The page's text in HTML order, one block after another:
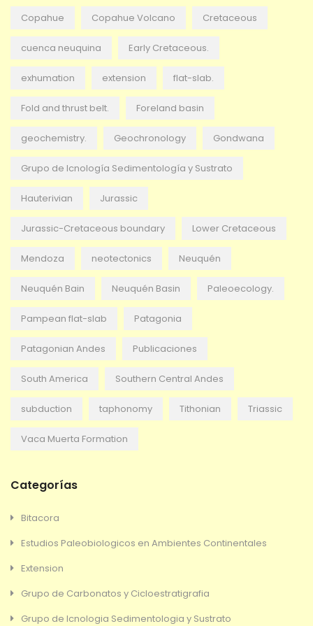
Copahue Copahue Volcano Cretaceous
cuenca neuquina Early Cretaceous.
exhumation extension flat-slab.
Fold and thrust belt. Foreland basin
geochemistry. Geochronology Gondwana
Grupo de Icnología Sedimentología y Sustrato
Hauterivian Jurassic
Jurassic-Cretaceous boundary Lower Cretaceous
Mendoza neotectonics Neuquén
Neuquén Bain Neuquén Basin Paleoecology.
Pampean flat-slab Patagonia
Patagonian Andes Publicaciones
South America Southern Central Andes
subduction taphonomy Tithonian Triassic
Vaca Muerta Formation
Categorías
Bitacora
Estudios Paleobiologicos en Ambientes Continentales
Extension
Grupo de Carbonatos y Cicloestratigrafia
Grupo de Icnologia Sedimentologia y Sustrato